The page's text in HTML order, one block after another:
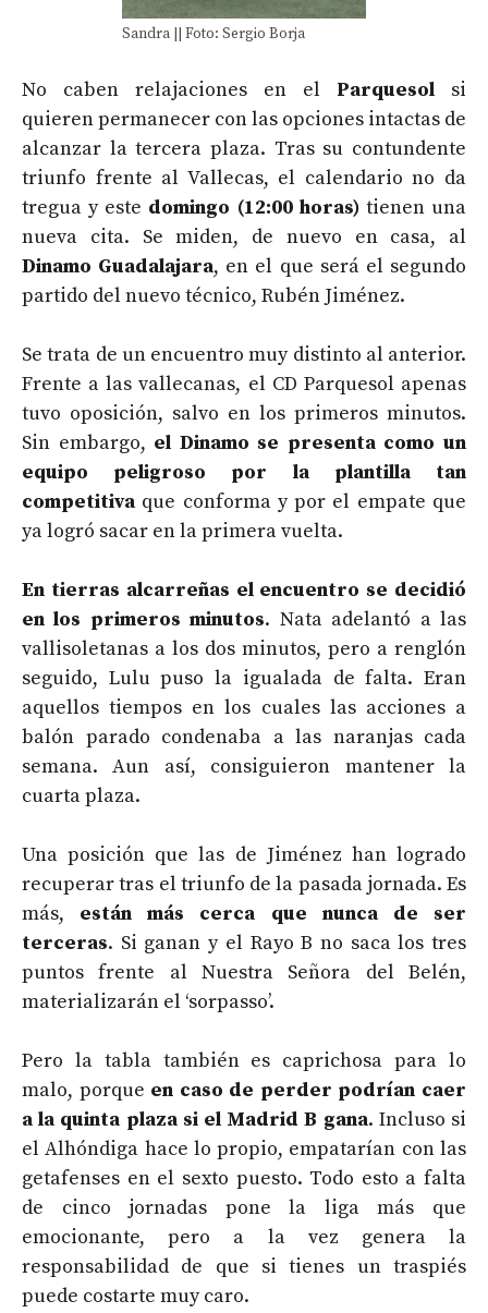
Sandra || Foto: Sergio Borja
No caben relajaciones en el Parquesol si
quieren permanecer con las opciones intactas de
alcanzar la tercera plaza. Tras su contundente
triunfo frente al Vallecas, el calendario no da
tregua y este domingo (12:00 horas)tienen una
nueva cita. Se miden, de nuevo en casa, al
Dinamo Guadalajara, en el que será el segundo
partido del nuevo técnico, Rubén Jiménez.
Se trata de un encuentro muy distinto al anterior.
Frente a las vallecanas, el CD Parquesol apenas
tuvo oposición, salvo en los primeros minutos.
Sin embargo, el Dinamo se presenta como un
equipo peligroso por la plantilla tan
competitiva que conforma y por el empate que
ya logró sacar en la primera vuelta.
En tierras alcarreñas el encuentro se decidió
en los primeros minutos. Nata adelantó a las
vallisoletanas a los dos minutos, pero a renglón
seguido, Lulu puso la igualada de falta. Eran
aquellos tiempos en los cuales las acciones a
balón parado condenaba a las naranjas cada
semana. Aun así, consiguieron mantener la
cuarta plaza.
Una posición que las de Jiménez han logrado
recuperar tras el triunfo de la pasada jornada. Es
más, están más cerca que nunca de ser
terceras. Si ganan y el Rayo B no saca los tres
puntos frente al Nuestra Señora del Belén,
materializarán el ‘sorpasso’.
Pero la tabla también es caprichosa para lo
malo, porque en caso de perder podrían caer
a la quinta plaza si el Madrid B gana. Incluso si
el Alhóndiga hace lo propio, empatarían con las
getafenses en el sexto puesto. Todo esto a falta
de cinco jornadas pone la liga más que
emocionante, pero a la vez genera la
responsabilidad de que si tienes un traspiés
puede costarte muy caro.